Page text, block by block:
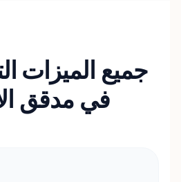
جميع الميزات
في مدقق